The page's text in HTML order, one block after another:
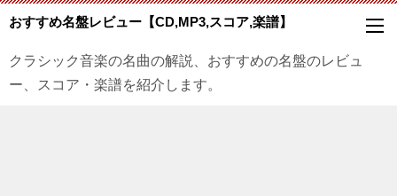
おすすめ名盤レビュー【CD,MP3,スコア,楽譜】
クラシック音楽の名曲の解説、おすすめの名盤のレビュ
ー、スコア・楽譜を紹介します。